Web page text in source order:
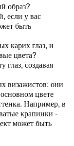
образ?
если у вас
быть
карих глаз, и
цвета?
создавая
визажистов: они
цвете
Например, в
крапинки -
может быть